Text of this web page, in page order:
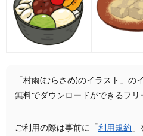
「村雨(むらさめ)のイラスト」の
無料でダウンロードができるフリ
ご利用の際は事前に「 利用規約